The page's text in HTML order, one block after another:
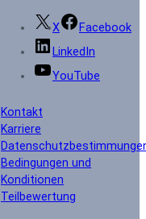
X
Facebook
LinkedIn
YouTube
Kontakt
Karriere
Bedingungen und
Konditionen
Teilbewertung